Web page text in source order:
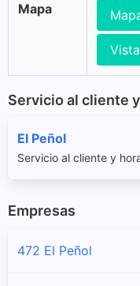
Mapa
Servicio al cliente
El Peñol
Servicio al cliente y
Empresas
472 El Peñol